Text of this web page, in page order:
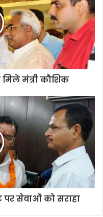
मंत्री कौशिक
पर सेवाओं को सराहा